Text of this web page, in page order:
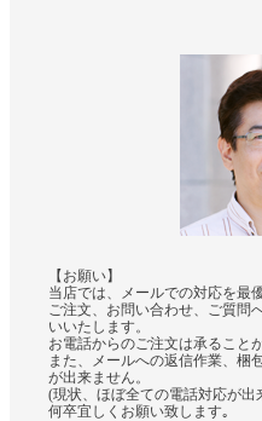
【お願い】
当店では、メールでの対応を最
ご注文、お問い合わせ、ご質問
いいたします。
お電話からのご注文は承ること
また、メールへの返信作業、梱
が出来ません。
(現状、ほぼ全ての電話対応が
何卒宜しくお願い致します｡